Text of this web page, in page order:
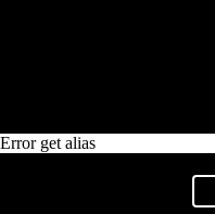
Error get alias